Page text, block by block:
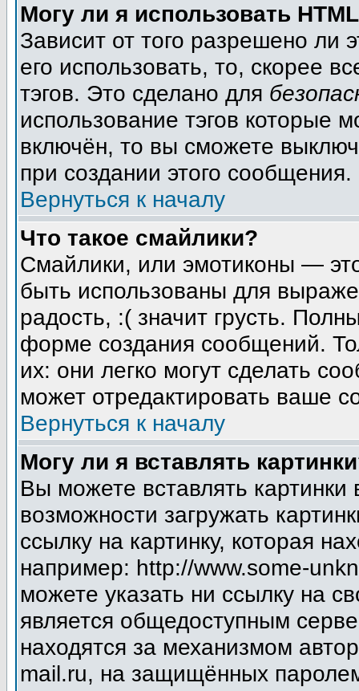
Могу ли я использовать
Зависит от того разрешено ли
его использовать, то, скорее
тэгов. Это сделано для
использование тэгов которые
включён, то вы сможете
при создании этого сообщения.
Вернуться к началу
Что такое смайлики?
Смайлики, или эмотиконы —
быть использованы для
радость, :( значит грусть.
форме создания сообщений.
их: они легко могут сделать
может отредактировать ваше
Вернуться к началу
Могу ли я вставлять
Вы можете вставлять
возможности загружать
ссылку на картинку, которая
например: http://www.some-
можете указать ни ссылку на
является общедоступным
находятся за механизмом
mail.ru, на защищённых